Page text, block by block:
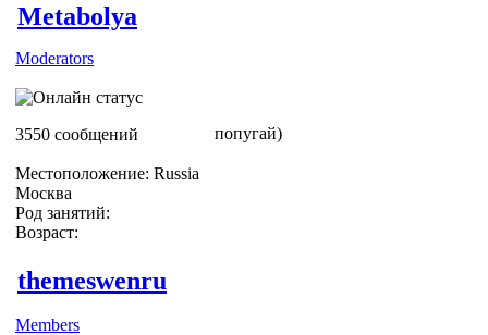
Metabolya
Moderators
3550 сообщений
Местоположение: Russia
Москва
Род занятий:
Возраст:
попугай)
themeswenru
Members